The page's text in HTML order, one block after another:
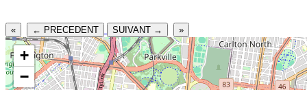
« ← PRECEDENT SUIVANT → »
+
−